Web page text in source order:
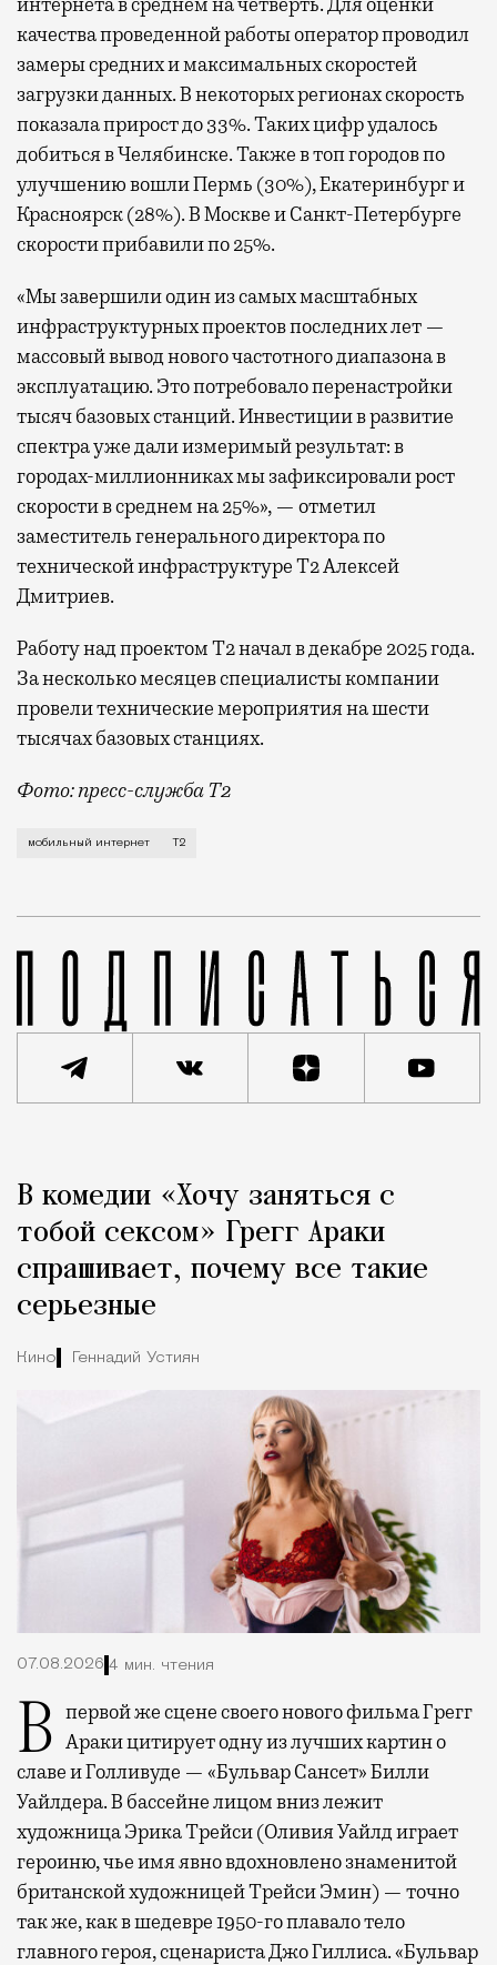
качества проведенной работы оператор проводил
замеры средних и максимальных скоростей
загрузки данных. В некоторых регионах скорость
показала прирост до 33%. Таких цифр удалось
добиться в Челябинске. Также в топ городов по
улучшению вошли Пермь (30%), Екатеринбург и
Красноярск (28%). В Москве и Санкт-Петербурге
скорости прибавили по 25%.
«Мы завершили один из самых масштабных
инфраструктурных проектов последних лет —
массовый вывод нового частотного диапазона в
эксплуатацию. Это потребовало перенастройки
тысяч базовых станций. Инвестиции в развитие
спектра уже дали измеримый результат: в
городах-миллионниках мы зафиксировали рост
скорости в среднем на 25%», — отметил
заместитель генерального директора по
технической инфраструктуре Т2 Алексей
Дмитриев.
Работу над проектом Т2 начал в декабре 2025 года.
За несколько месяцев специалисты компании
провели технические мероприятия на шести
тысячах базовых станциях.
Фото: пресс-служба Т2
Мобильный оператор Т2 завершил работы по
мобильный интернет Т2
Город
В комедии «Хочу заняться с
тобой сексом» Грегг Араки
спрашивает, почему все такие
серьезные
Кино Геннадий Устиян
07.08.2026 4 мин. чтения
В первой же сцене своего нового фильма Грегг Араки цитирует одну из лучших картин о
славе и Голливуде — «Бульвар Сансет» Билли
Уайлдера. В бассейне лицом вниз лежит
художница Эрика Трейси (Оливия Уайлд играет
героиню, чье имя явно вдохновлено знаменитой
британской художницей Трейси Эмин) — точно
так же, как в шедевре 1950-го плавало тело
главного героя, сценариста Джо Гиллиса. «Бульвар